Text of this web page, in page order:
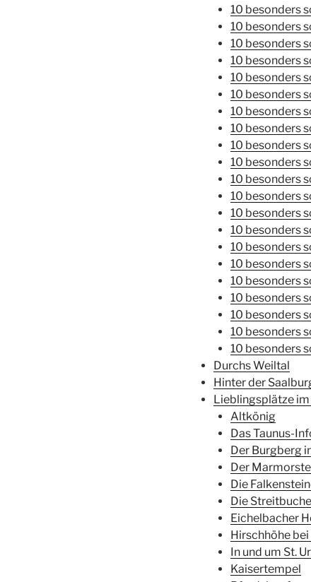
10 besonders
10 besonders
10 besonders
10 besonders
10 besonders
10 besonders
10 besonders
10 besonders
10 besonders
10 besonders
10 besonders
10 besonders
10 besonders
10 besonders
10 besonders
10 besonders
10 besonders
10 besonders
10 besonders
10 besonders
10 besonders
Durchs Weiltal
Hinter der
Lieblingsplätze im
Altkönig
Das Taunus-
Der Burgberg
Der
Die
Die Streitbuche
Eichelbacher
Hirschhöhe
In und um St.
Kaisertempel